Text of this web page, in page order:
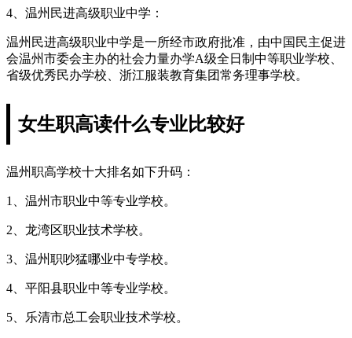
4、温州民进高级职业中学：
温州民进高级职业中学是一所经市政府批准，由中国民主促进
会温州市委会主办的社会力量办学A级全日制中等职业学校、
省级优秀民办学校、浙江服装教育集团常务理事学校。
女生职高读什么专业比较好
温州职高学校十大排名如下升码：
1、温州市职业中等专业学校。
2、龙湾区职业技术学校。
3、温州职吵猛哪业中专学校。
4、平阳县职业中等专业学校。
5、乐清市总工会职业技术学校。